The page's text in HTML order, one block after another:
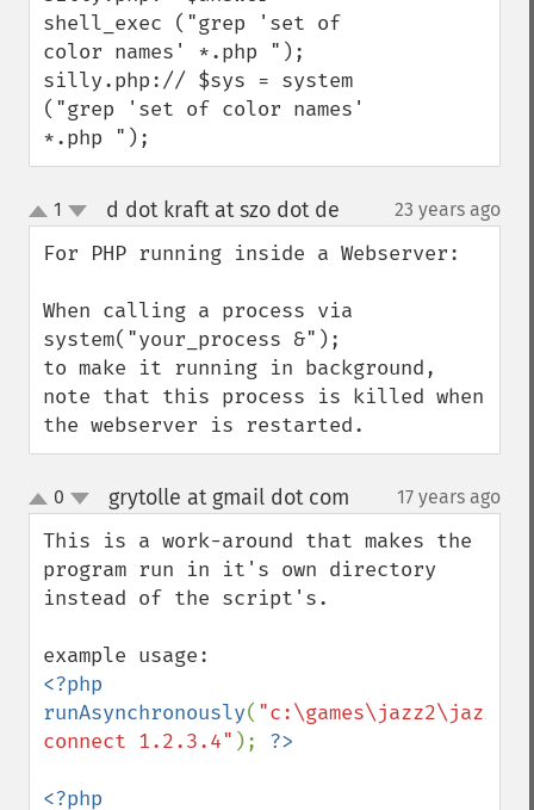
shell_exec ("grep 'set of
color names' *.php ");
silly.php:// $sys = system
("grep 'set of color names'
*.php ");
up
down
1 d dot kraft at szo dot de 23 years ago
For PHP running inside a Webserver:
When calling a process via
system("your_process &");
to make it running in background,
note that this process is killed when
the webserver is restarted.
up
down
0 grytolle at gmail dot com 17 years ago
This is a work-around that makes the
program run in it's own directory
instead of the script's.
<?php
runAsynchronously(
connect 1.2.3.4" );